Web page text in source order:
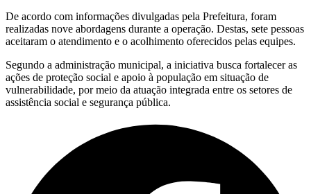
De acordo com informações divulgadas pela Prefeitura, foram
realizadas nove abordagens durante a operação. Destas, sete pessoas
aceitaram o atendimento e o acolhimento oferecidos pelas equipes.
Segundo a administração municipal, a iniciativa busca fortalecer as
ações de proteção social e apoio à população em situação de
vulnerabilidade, por meio da atuação integrada entre os setores de
assistência social e segurança pública.